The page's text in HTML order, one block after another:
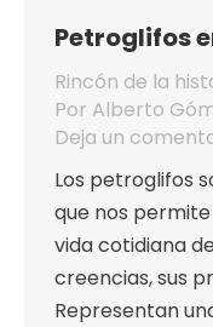
Petroglifos
Rincón de la
Por Alberto
Deja un
Los petroglifos
que nos
vida cotidiana
creencias, sus
Representan